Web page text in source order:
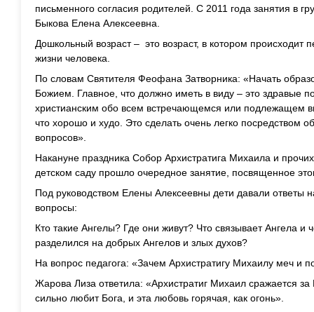
письменного согласия родителей. С 2011 года занятия в
Быкова Елена Алексеевна.
Дошкольный возраст – это возраст, в котором происходит
жизни человека.
По словам Святителя Феофана Затворника: «Начать
Божием. Главное, что должно иметь в виду – это здравые
христианским обо всем встречающемся или подлежащем
что хорошо и худо. Это сделать очень легко посредством
вопросов».
Накануне праздника Собор Архистратига Михаила и
детском саду прошло очередное занятие, посвященное
Под руководством Елены Алексеевны дети давали ответы
вопросы:
Кто такие Ангелы? Где они живут? Что связывает Ангела
разделился на добрых Ангелов и злых духов?
На вопрос педагога: «Зачем Архистратигу Михаилу меч и
Жарова Лиза ответила: «Архистратиг Михаил сражается
сильно любит Бога, и эта любовь горячая, как огонь».